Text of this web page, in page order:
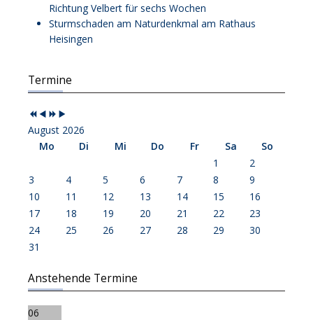
Richtung Velbert für sechs Wochen
Sturmschaden am Naturdenkmal am Rathaus
Heisingen
Termine
Vorheriges
Jahr
Vorheriger
Monat
Nächstes
Jahr
Nächstes
Monat
August 2026
Mo
Di Mi Do Fr Sa
So
1
2
3
4 5 6 7 8
9
10
11 12 13 14 15
16
17
18 19 20 21 22
23
24
25 26 27 28 29
30
31
Anstehende Termine
06